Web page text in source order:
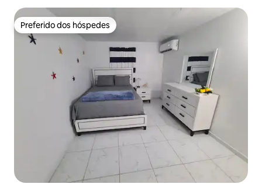
Preferido dos hóspedes
Preferido dos hóspedes